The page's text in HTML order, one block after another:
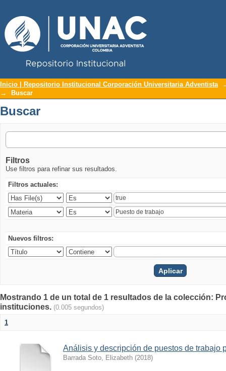
Buscar
Inicio | Repositorio Institucional Corporación Universitaria Adventista
→
Buscar
Buscar
Filtros
Use filtros para refinar sus resultados.
Filtros actuales:
Nuevos filtros:
Mostrando 1 de un total de 1 resultados de la colección:
instituciones. (0.005 segundos)
1
Análisis y descripción de puestos de trabajo
Barrada Soto, Elizabeth (2018)